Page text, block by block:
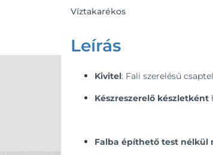
Víztakarékos
Leírás
Kivitel: Fali szerelésű
Készreszerelő készletként
Falba építhető test nélkül